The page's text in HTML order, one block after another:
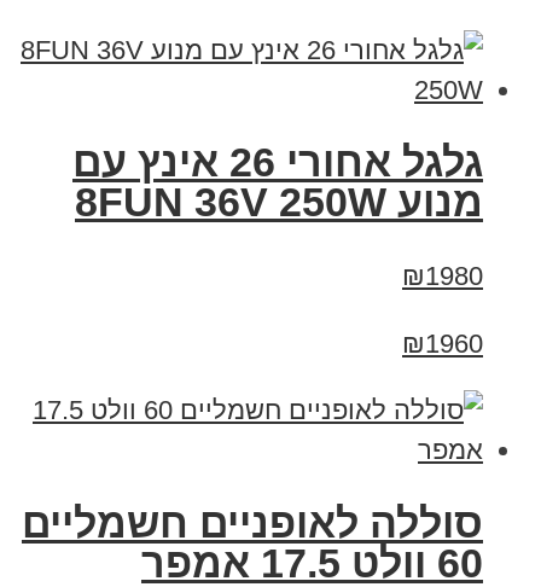
גלגל אחורי 26 אינץ עם
מנוע 8FUN 36V 250W
₪1980
₪1960
סוללה לאופניים חשמליים
60 וולט 17.5 אמפר